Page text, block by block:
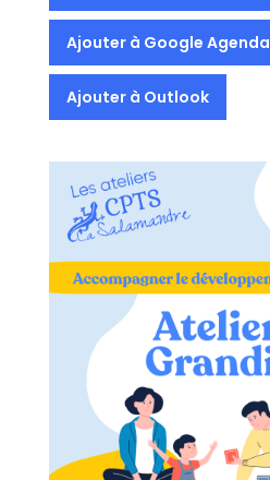
Ajouter à Google Agenda
Ajouter à Outlook